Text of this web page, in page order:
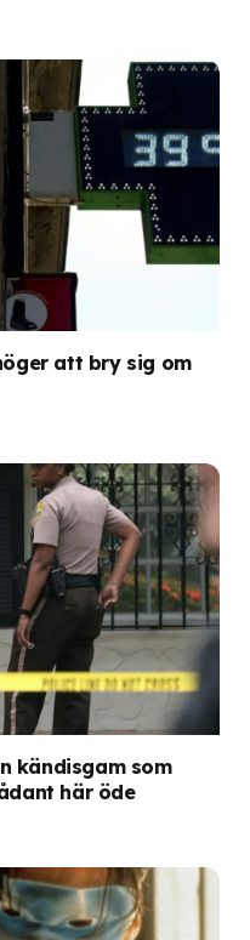
att bry sig om
kändisgam som
här öde